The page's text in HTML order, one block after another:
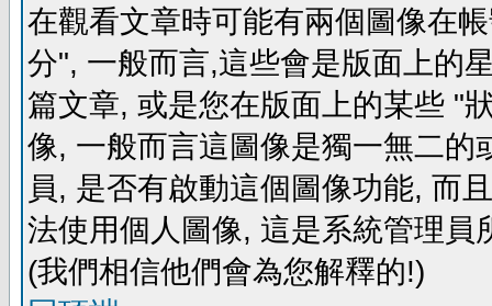
在觀看文章時可能有兩個圖像在
分", 一般而言,這些會是版面上的
篇文章, 或是您在版面上的某些 "
像, 一般而言這圖像是獨一無二
員, 是否有啟動這個圖像功能, 而
法使用個人圖像, 這是系統管理
(我們相信他們會為您解釋的!)